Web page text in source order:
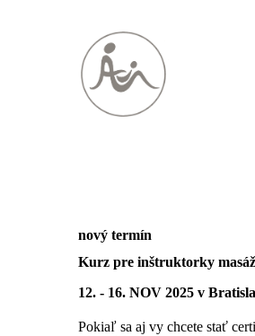
nový termín
Kurz pre inštruktorky
12. - 16. NOV 2025 v
Pokiaľ sa aj vy chcete stať